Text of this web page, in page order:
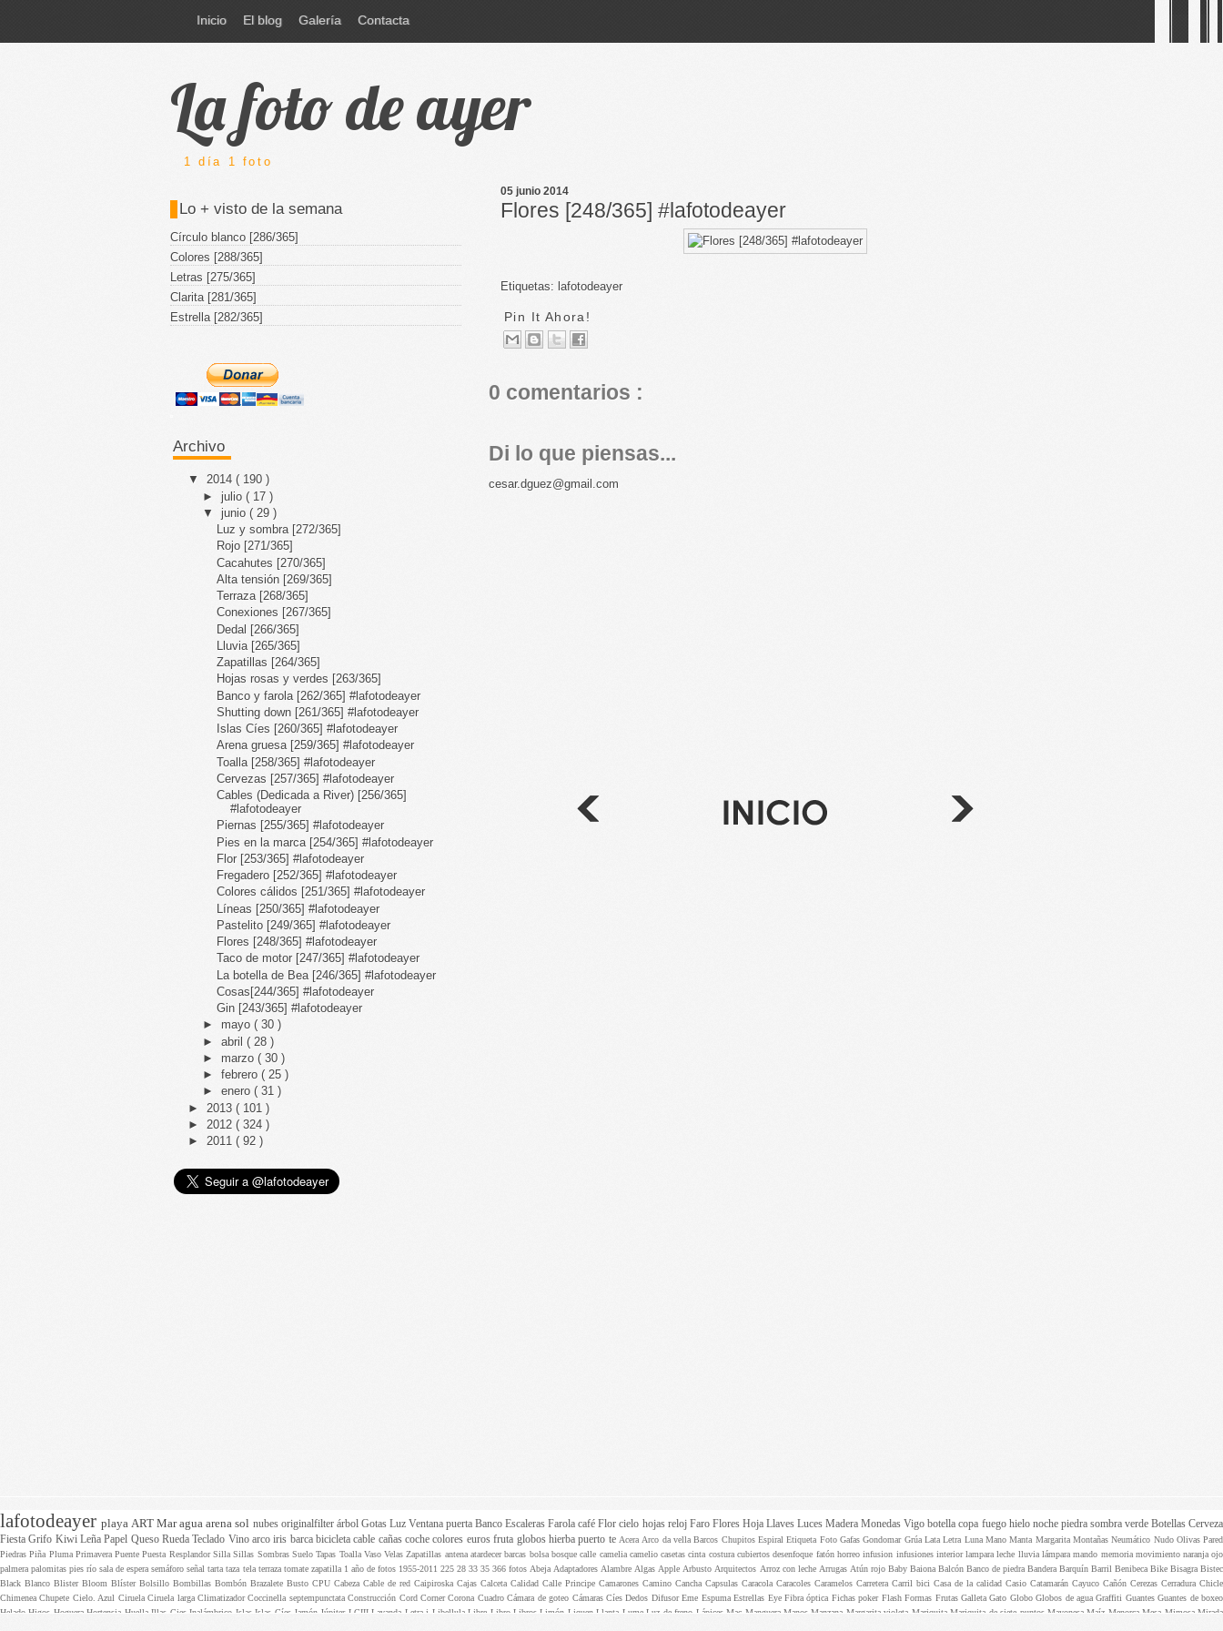
Inicio El blog Galería Contacta
La foto de ayer
1 día 1 foto
05 junio 2014
Flores [248/365] #lafotodeayer
Etiquetas: lafotodeayer
Pin It Ahora!
0 comentarios :
Di lo que piensas...
cesar.dguez@gmail.com
Lo + visto de la semana
Círculo blanco [286/365]
Colores [288/365]
Letras [275/365]
Clarita [281/365]
Estrella [282/365]
Archivo
▼ 2014 ( 190 )
► julio ( 17 )
▼ junio ( 29 )
Luz y sombra [272/365]
Rojo [271/365]
Cacahutes [270/365]
Alta tensión [269/365]
Terraza [268/365]
Conexiones [267/365]
Dedal [266/365]
Lluvia [265/365]
Zapatillas [264/365]
Hojas rosas y verdes [263/365]
Banco y farola [262/365] #lafotodeayer
Shutting down [261/365] #lafotodeayer
Islas Cíes [260/365] #lafotodeayer
Arena gruesa [259/365] #lafotodeayer
Toalla [258/365] #lafotodeayer
Cervezas [257/365] #lafotodeayer
Cables (Dedicada a River) [256/365]
#lafotodeayer
Piernas [255/365] #lafotodeayer
Pies en la marca [254/365] #lafotodeayer
Flor [253/365] #lafotodeayer
Fregadero [252/365] #lafotodeayer
Colores cálidos [251/365] #lafotodeayer
Líneas [250/365] #lafotodeayer
Pastelito [249/365] #lafotodeayer
Flores [248/365] #lafotodeayer
Taco de motor [247/365] #lafotodeayer
La botella de Bea [246/365] #lafotodeayer
Cosas[244/365] #lafotodeayer
Gin [243/365] #lafotodeayer
► mayo ( 30 )
► abril ( 28 )
► marzo ( 30 )
► febrero ( 25 )
► enero ( 31 )
► 2013 ( 101 )
► 2012 ( 324 )
► 2011 ( 92 )
lafotodeayerplayaARTMaraguaarenasol nubes originalfilter árbol Gotas Luz VentanapuertaBancoEscalerasFarolacaféFlorcielo hojas reloj Faro Flores Hoja LlavesLucesMaderaMonedas Vigo botellacopa fuego hielo noche piedra sombra verde BotellasCerveza
FiestaGrifo KiwiLeñaPapel QuesoRuedaTeclado Vinoarco iris barca bicicletacable cañascochecolores eurosfruta globos hierbapuerto te AceraArco da vellaBarcos Chupitos EspiralEtiqueta Foto GafasGondomar Grúa LataLetra LunaManoManta MargaritaMontañasNeumático NudoOlivasPared
PiedrasPiña Pluma PrimaveraPuentePuesta ResplandorSillaSillas Sombras SueloTapas Toalla VasoVelasZapatillas antenaatardecerbarcas bolsa bosquecalle camelia cameliocasetascinta costuracubiertosdesenfoque fatón horreoinfusion infusiones interiorlamparaleche lluvia lámparamando memoria movimientonaranjaojo
palmerapalomitaspiesríosala de esperasemáforoseñaltartataza tela terraza tomate zapatilla 1 año de fotos 1955-2011 225 28 3335366 fotosAbejaAdaptadoresAlambreAlgasAppleArbustoArquitectos Arroz con leche Arrugas Atún rojo Baby Baiona Balcón Banco de piedraBanderaBarquínBarrilBenibecaBikeBisagraBistec
Black Blanco Blister Bloom Blíster Bolsillo Bombillas Bombón Brazalete Busto CPU Cabeza Cable de red Caipiroska Cajas Calceta Calidad Calle Principe Camarones Camino Cancha Capsulas Caracola Caracoles Caramelos Carretera Carril bici Casa de la calidad Casio Catamarán Cayuco Cañón Cerezas Cerradura Chicle
ChimeneaChupete Cielo. Azul CiruelaCiruela larga ClimatizadorCoccinella septempunctataConstrucción CordCornerCorona CuadroCámara de goteo CámarasCíesDedos DifusorEme EspumaEstrellas Eye Fibra óptica Fichas poker FlashFormas Frutas GalletaGato GloboGlobos de aguaGraffiti GuantesGuantes de boxeo
HeladoHigos HogueraHortensia HuellaIllas CiesInalámbrico IslasIslas Cíes Jamón Júpiter LCIIILavanda Letra i LibellulaLibre LibroLibrosLimón LiquenLlanta LumeLuz de freno LápicesMac Manguera ManosManzana Margarita violeta MariquitaMariquita de siete puntosMayonesaMaíz MenorcaMesa MimosaMirada